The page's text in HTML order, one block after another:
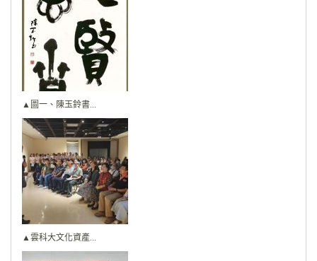
▲圖一、陳玉鈴書...
▲雲科大文化資產...